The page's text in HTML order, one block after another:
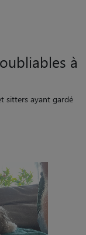
à
sitters ayant gardé